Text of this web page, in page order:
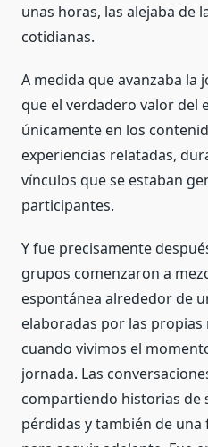
unas horas, las alejaba de
cotidianas.
A medida que avanzaba la
que el verdadero valor del
únicamente en los
experiencias relatadas,
vínculos que se estaban
participantes.
Y fue precisamente
grupos comenzaron a
espontánea alrededor de
elaboradas por las
cuando vivimos el
jornada. Las
compartiendo historias de
pérdidas y también de